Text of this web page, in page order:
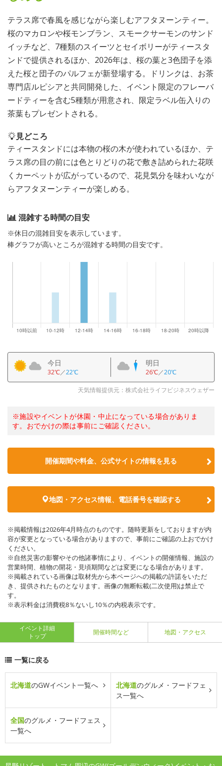
テラス席で春風を感じながら楽しむアフタヌーンティー。
桜のマカロンや桜モンブラン、スモークサーモンのサンド
イッチなど、7種類のスイーツとセイボリーがティースタ
ンドで提供されるほか、2026年は、桜の葉と3色団子を添
えた桜と団子のパルフェが新登場する。ドリンクは、お茶
専門店ルピシアと共同開発した、イベント限定のフレーバ
ードティーを含む5種類が用意され、限定ラベル缶入りの
茶葉もプレゼントされる。
見どころ
ティースタンドには本物の桜の木が使われているほか、テ
ラス席の目の前には色とりどりの花で敷き詰められた花咲
くカーペットが広がっているので、花見気分を味わいなが
らアフタヌーンティーが楽しめる。
混雑する時間の目安
※休日の混雑目安を表示しています。
棒グラフが高いところが混雑する時間の目安です。
今日
32℃／22℃
明日
26℃／20℃
天気情報提供元：株式会社ライフビジネスウェザー
※施設やイベントが休園・中止になっている場合がありま
す。おでかけの際は事前にご確認ください。
開催期間や料金、公式サイトの情報を見る
地図・アクセス情報、電話番号を確認する
※掲載情報は2026年4月時点のものです。随時更新をしておりますが内
容が変更となっている場合がありますので、事前にご確認の上おでかけ
ください。
※自然災害の影響やその他諸事情により、イベントの開催情報、施設の
営業時間、植物の開花・見頃期間などは変更になる場合があります。
※掲載されている画像は取材先から本ページへの掲載の許諾をいただ
き、提供されたものとなります。画像の無断転載(二次使用)は禁止で
す。
※表示料金は消費税8％ないし10％の内税表示です。
イベント詳細
トップ
開催時間など 地図・アクセス
一覧に戻る
北海道のGWイベント一覧へ 北海道のグルメ・フードフェ
ス一覧へ
全国のグルメ・フードフェス
一覧へ